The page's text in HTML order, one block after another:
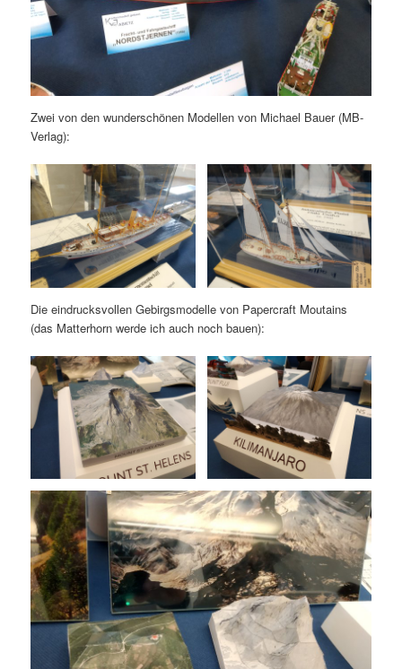
Zwei von den wunderschönen Modellen von Michael Bauer (MB-
Verlag):
Die eindrucksvollen Gebirgsmodelle von Papercraft Moutains
(das Matterhorn werde ich auch noch bauen):